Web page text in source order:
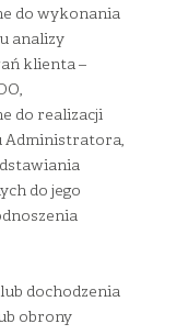
do wykonania
analizy
klienta –
do realizacji
Administratora,
do jego
dochodzenia
obrony